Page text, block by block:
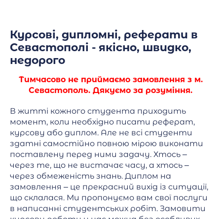
Курсові, дипломні, реферати в
Севастополі - якісно, швидко,
недорого
Тимчасово не приймаємо замовлення з м.
Севастополь. Дякуємо за розуміння.
В житті кожного студента приходить
момент, коли необхідно писати реферат,
курсову або диплом. Але не всі студенти
здатні самостійно повною мірою виконати
поставлену перед ними задачу. Хтось –
через те, що не вистачає часу, а хтось –
через обмеженість знань. Диплом на
замовлення – це прекрасний вихід із ситуації,
що склалася. Ми пропонуємо вам свої послуги
в написанні студентських робіт. Замовити